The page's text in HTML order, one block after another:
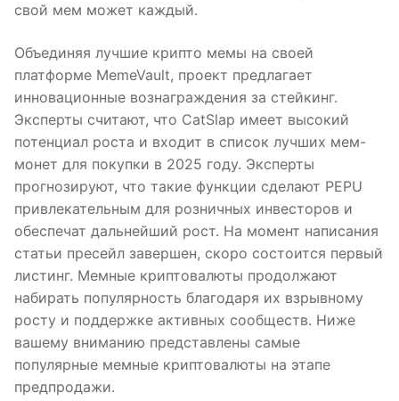
свой мем может каждый.
Объединяя лучшие крипто мемы на своей
платформе MemeVault, проект предлагает
инновационные вознаграждения за стейкинг.
Эксперты считают, что CatSlap имеет высокий
потенциал роста и входит в список лучших мем-
монет для покупки в 2025 году. Эксперты
прогнозируют, что такие функции сделают PEPU
привлекательным для розничных инвесторов и
обеспечат дальнейший рост. На момент написания
статьи пресейл завершен, скоро состоится первый
листинг. Мемные криптовалюты продолжают
набирать популярность благодаря их взрывному
росту и поддержке активных сообществ. Ниже
вашему вниманию представлены самые
популярные мемные криптовалюты на этапе
предпродажи.